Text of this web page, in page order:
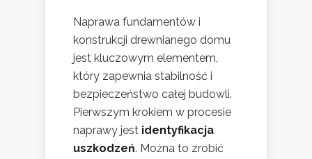
Naprawa fundamentów i
konstrukcji drewnianego domu
jest kluczowym elementem,
który zapewnia stabilność i
bezpieczeństwo całej budowli.
Pierwszym krokiem w procesie
naprawy jest identyfikacja
uszkodzeń. Można to zrobić